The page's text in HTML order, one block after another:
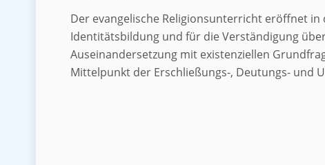
Der evangelische Religionsunterricht eröffnet
Identitätsbildung und für die Verständigung
Auseinandersetzung mit existenziellen
Mittelpunkt der Erschließungs-, Deutungs- und